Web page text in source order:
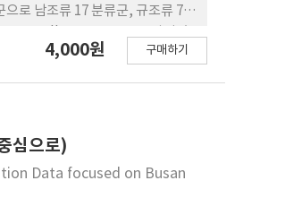
by this study.
으로 남조류 17 분류군, 규조류 74
점의 평균 개체군 밀도는 Y1지
. 그 중에 Microcystis속의 우점
현존량 비율은 규조류가 전체의
에 따른 원인을 파악하고 영산강
는 기초자료로 활용될 수 있을
4,000원 구매하기
심으로)
Data focused on Busan